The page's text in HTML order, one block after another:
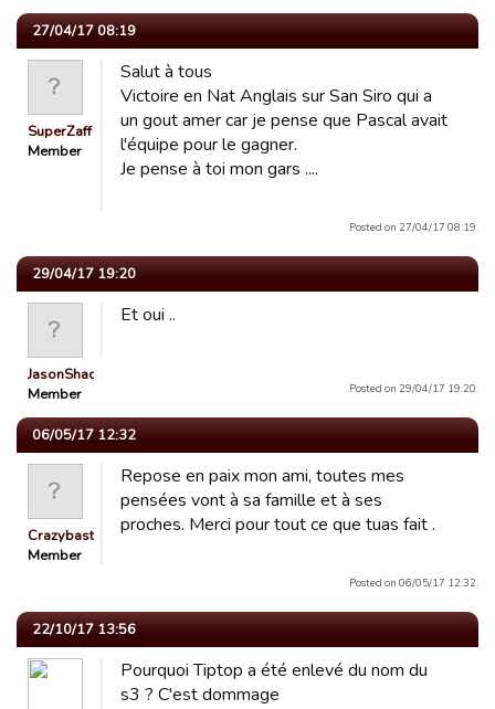
27/04/17 08:19
SuperZaff
Member
Salut à tous
Victoire en Nat Anglais sur San Siro qui a
un gout amer car je pense que Pascal avait
l'équipe pour le gagner.
Je pense à toi mon gars ....
Posted on 27/04/17 08:19.
29/04/17 19:20
JasonShady1
Member
Et oui ..
Posted on 29/04/17 19:20.
06/05/17 12:32
Crazybast32
Member
Repose en paix mon ami, toutes mes
pensées vont à sa famille et à ses
proches. Merci pour tout ce que tuas fait .
Posted on 06/05/17 12:32.
22/10/17 13:56
Pourquoi Tiptop a été enlevé du nom du
s3 ? C'est dommage